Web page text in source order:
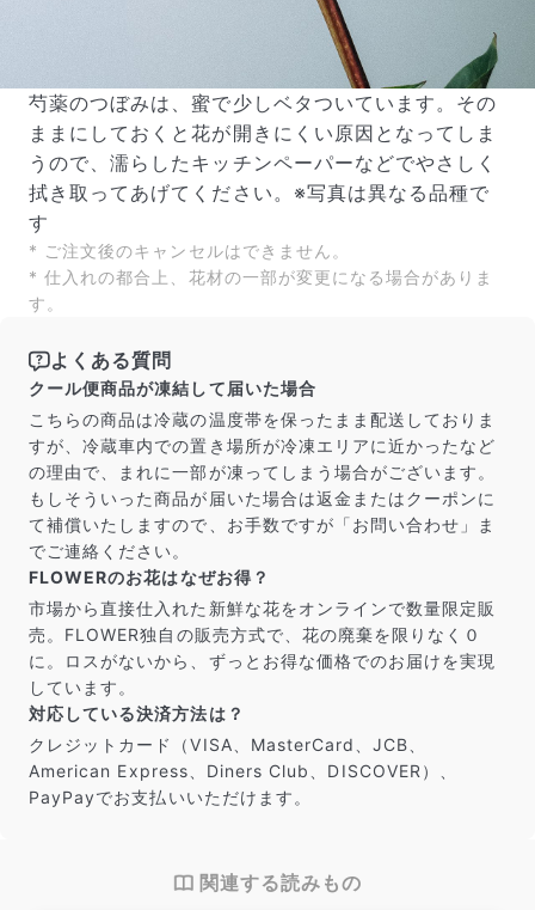
芍薬のつぼみは、蜜で少しベタついています。その
ままにしておくと花が開きにくい原因となってしま
うので、濡らしたキッチンペーパーなどでやさしく
拭き取ってあげてください。※写真は異なる品種で
す
* ご注文後のキャンセルはできません。
* 仕入れの都合上、花材の一部が変更になる場合がありま
す。
よくある質問
クール便商品が凍結して届いた場合
こちらの商品は冷蔵の温度帯を保ったまま配送しておりま
すが、冷蔵車内での置き場所が冷凍エリアに近かったなど
の理由で、まれに一部が凍ってしまう場合がございます。
もしそういった商品が届いた場合は返金またはクーポンに
て補償いたしますので、お手数ですが「お問い合わせ」ま
でご連絡ください。
FLOWERのお花はなぜお得？
市場から直接仕入れた新鮮な花をオンラインで数量限定販
売。FLOWER独自の販売方式で、花の廃棄を限りなく０
に。ロスがないから、ずっとお得な価格でのお届けを実現
しています。
対応している決済方法は？
クレジットカード（VISA、MasterCard、JCB、
American Express、Diners Club、DISCOVER）、
PayPayでお支払いいただけます。
関連する読みもの